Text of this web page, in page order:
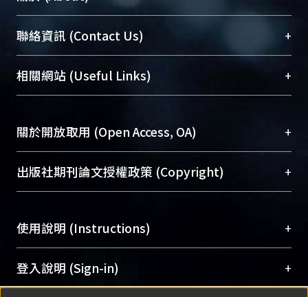
臺大位居世界頂尖大學之列，為永久珍藏及向國際
展現本校豐碩的研究成果及學術能量，圖書館整合
機構典藏（NTUR）與學術庫（AH）不同功能平
台，成為臺大學術典藏NTU scholars。期能整合研
成果。
To permanently archive and promote researcher
profiles and scholarly works, Library integrates the
services of “NTU Repository” with “Academic
聯絡資訊 (Contact Us) +
總館學科館員(Main Library)
醫學圖書館學科館員(Medical Library)
Sciences Library)
相關網站 (Useful Links) +
關於開放取用 (Open Access, OA) +
開放取用是從使用者角度提升資訊取用性的社會運
動，應用在學術研究上是透過將研究著作公開供使
用逐年攀升。同時可加速研究發展、提升研究影響
Archive）平台。 （點選深入了解OA）
出版社期刊論文授權政策 (Copyright) +
含部分內容的版權非匯入者所有，或由第三方贊
助與合作完成，請確認該版權所有者及第三方同
意提供此授權。
Please represent that the submission is your
使用說明 (Instructions) +
網站簡介(Quickstart Guide)
使用手冊(Instruction Manual)
登入說明 (Sign-in) +